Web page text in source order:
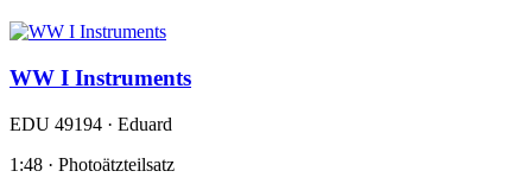
WW I Instruments
EDU 49194 · Eduard
1:48 · Photoätzteilsatz